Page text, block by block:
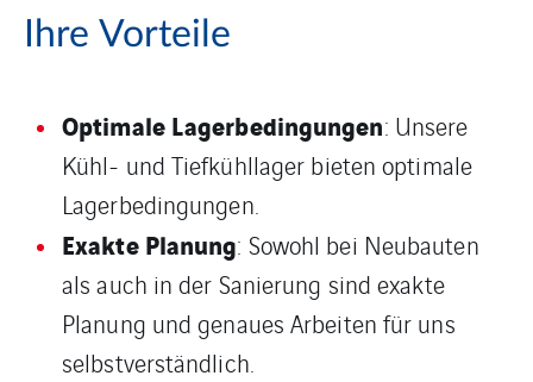
Ihre Vorteile
Optimale Lagerbedingungen: Unsere
Kühl- und Tiefkühllager bieten optimale
Lagerbedingungen.
Exakte Planung: Sowohl bei Neubauten
als auch in der Sanierung sind exakte
Planung und genaues Arbeiten für uns
selbstverständlich.